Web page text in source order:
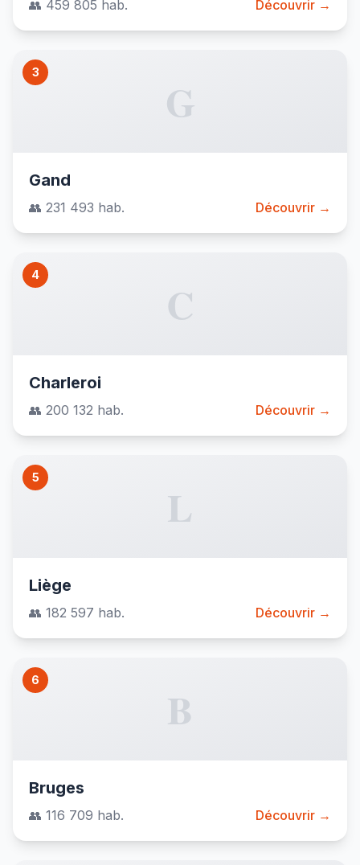
👥 459 805 hab. Découvrir →
3
G
Gand
👥 231 493 hab. Découvrir →
4
C
Charleroi
👥 200 132 hab. Découvrir →
5
L
Liège
👥 182 597 hab. Découvrir →
6
B
Bruges
👥 116 709 hab. Découvrir →